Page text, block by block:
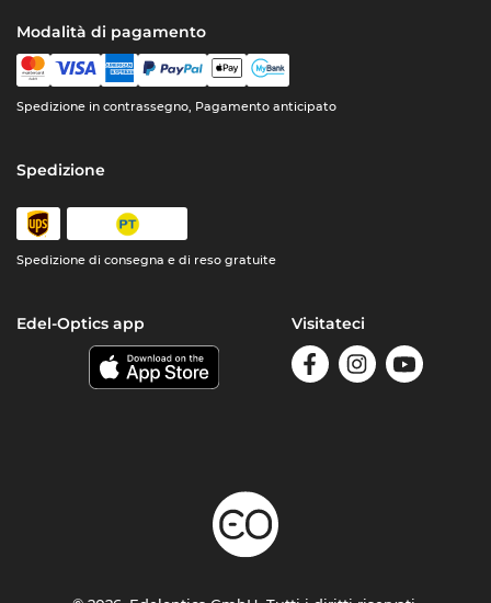
Modalità di pagamento
Spedizione in contrassegno, Pagamento anticipato
Spedizione
Spedizione di consegna e di reso gratuite
Edel-Optics app Visitateci